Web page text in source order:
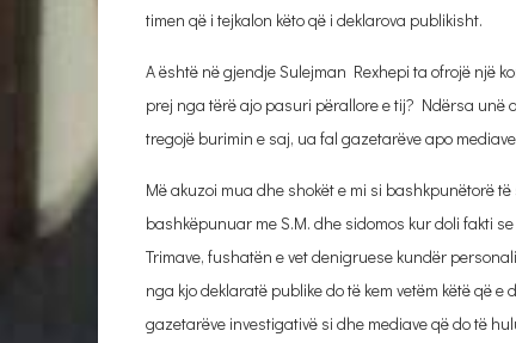
timen që i tejkalon këto që i deklarova publikisht.
A është në gjendje Sulejman Rexhepi ta ofrojë një
prej nga tërë ajo pasuri përallore e tij? Ndërsa unë
tregojë burimin e saj, ua fal gazetarëve apo
Më akuzoi mua dhe shokët e mi si bashkpunëtorë
bashkëpunuar me S.M. dhe sidomos kur doli fakti
Trimave, fushatën e vet denigruese kundër
nga kjo deklaratë publike do të kem vetëm këtë që
gazetarëve investigativë si dhe mediave që do të